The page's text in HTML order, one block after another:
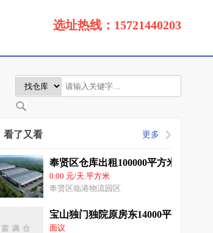
选址热线：15721440203
看了又看 更多
奉贤区仓库出租100000平方米高标准
0.00 元/天.平方米
奉贤区临港物流园区
宝山独门独院原房东14000平双边高
面议